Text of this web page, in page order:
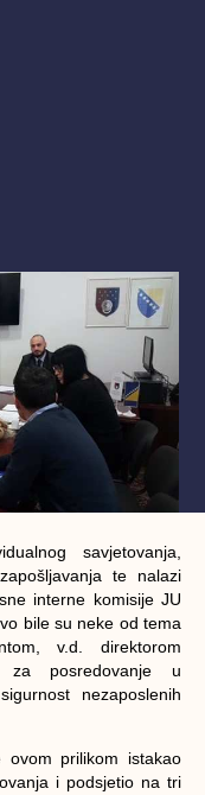
savjetovanja,
te nalazi
interne komisije JU
bile su neke od tema
v.d. direktorom
za posredovanje u
nezaposlenih
ovom prilikom istakao
i podsjetio na tri